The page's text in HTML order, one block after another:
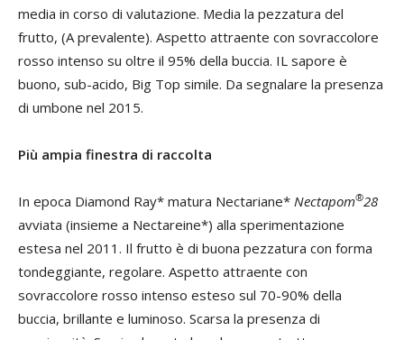
media in corso di valutazione. Media la pezzatura del
frutto, (A prevalente). Aspetto attraente con sovraccolore
rosso intenso su oltre il 95% della buccia. IL sapore è
buono, sub-acido, Big Top simile. Da segnalare la presenza
di umbone nel 2015.
Più ampia finestra di raccolta
In epoca Diamond Ray* matura Nectariane* Nectapom®28
avviata (insieme a Nectareine*) alla sperimentazione
estesa nel 2011. Il frutto è di buona pezzatura con forma
tondeggiante, regolare. Aspetto attraente con
sovraccolore rosso intenso esteso sul 70-90% della
buccia, brillante e luminoso. Scarsa la presenza di